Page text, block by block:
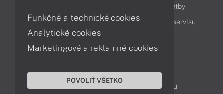
Možnosti doručenia a platby
Podpora a servis
Servisné služby Cenník servisu
Kontakty
043 4224 771
Obchodné oddelenie
Reklamácia tovaru
Funkčné a technické cookies
Analytické cookies
Marketingové a reklamné cookies
POVOLIŤ VŠETKO